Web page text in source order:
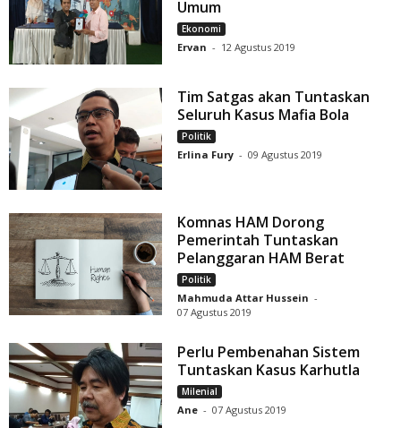
Umum
Ekonomi
Ervan - 12 Agustus 2019
Tim Satgas akan Tuntaskan
Seluruh Kasus Mafia Bola
Politik
Erlina Fury - 09 Agustus 2019
Komnas HAM Dorong
Pemerintah Tuntaskan
Pelanggaran HAM Berat
Politik
Mahmuda Attar Hussein -
07 Agustus 2019
Perlu Pembenahan Sistem
Tuntaskan Kasus Karhutla
Milenial
Ane - 07 Agustus 2019